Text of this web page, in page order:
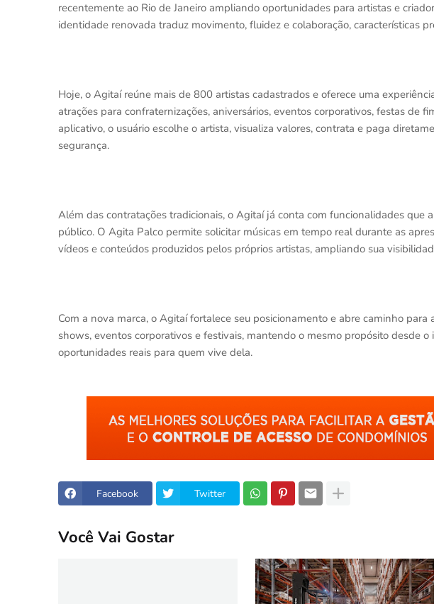
recentemente ao Rio de Janeiro ampliando oportunidades para artistas e
identidade renovada traduz movimento, fluidez e colaboração, características
Hoje, o Agitaí reúne mais de 800 artistas cadastrados e oferece uma
atrações para confraternizações, aniversários, eventos corporativos, festas de
aplicativo, o usuário escolhe o artista, visualiza valores, contrata e paga
segurança.
Além das contratações tradicionais, o Agitaí já conta com funcionalidades que
público. O Agita Palco permite solicitar músicas em tempo real durante as
vídeos e conteúdos produzidos pelos próprios artistas, ampliando sua
Com a nova marca, o Agitaí fortalece seu posicionamento e abre caminho para
shows, eventos corporativos e festivais, mantendo o mesmo propósito desde
oportunidades reais para quem vive dela.
Facebook Twitter
Você Vai Gostar